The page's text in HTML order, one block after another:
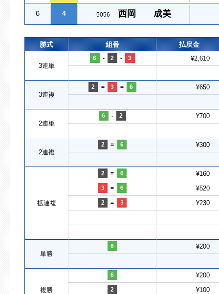
６ 4 5056 西岡 成美
勝式 組番 払戻金
3連単
6 - 2 - 3 ¥2,610
3連複
2 = 3 = 6 ¥650
2連単
6 - 2 ¥700
2連複
2 = 6 ¥300
拡連複
2 = 6 ¥160
3 = 6 ¥520
2 = 3 ¥230
単勝
6 ¥200
複勝
6 ¥200
2 ¥100